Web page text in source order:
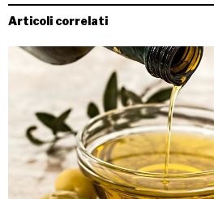
Articoli correlati